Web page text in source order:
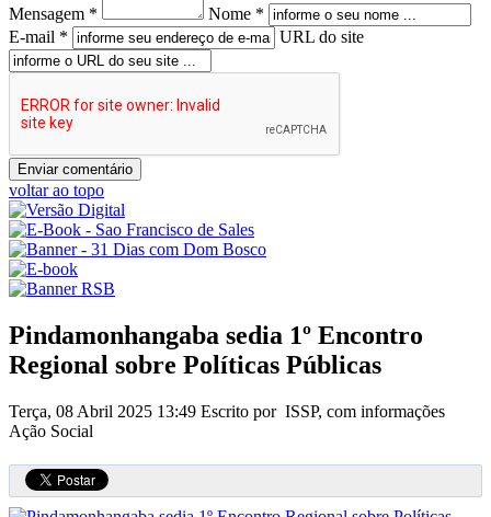
Mensagem *
Nome *
E-mail *
URL do site
voltar ao topo
Pindamonhangaba sedia 1º Encontro
Regional sobre Políticas Públicas
Terça, 08 Abril 2025 13:49 Escrito por ISSP, com informações
Ação Social